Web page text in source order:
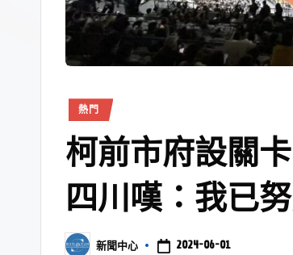
熱門
柯前市府設關
四川嘆：我已
新聞中心 2024-06-01